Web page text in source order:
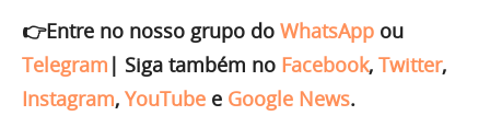
👉Entre no nosso grupo do WhatsApp ou
Telegram | Siga também no Facebook, Twitter,
Instagram, YouTube e Google News.